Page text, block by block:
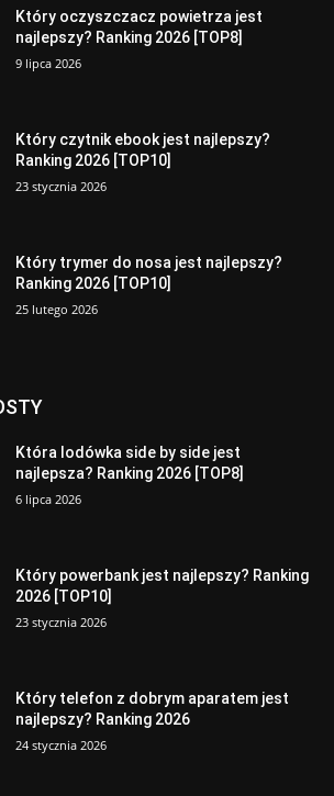
Który oczyszczacz powietrza jest
najlepszy? Ranking 2026 [TOP8]
9 lipca 2026
Który czytnik ebook jest najlepszy?
Ranking 2026 [TOP10]
23 stycznia 2026
Który trymer do nosa jest najlepszy?
Ranking 2026 [TOP10]
25 lutego 2026
Która lodówka side by side jest
najlepsza? Ranking 2026 [TOP8]
6 lipca 2026
Który powerbank jest najlepszy? Ranking
2026 [TOP10]
23 stycznia 2026
Który telefon z dobrym aparatem jest
najlepszy? Ranking 2026
24 stycznia 2026